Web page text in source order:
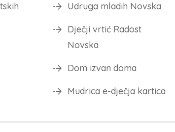
Udruga mladih Novska
Dječji vrtić Radost
Novska
Dom izvan doma
Mudrica e-dječja kartica